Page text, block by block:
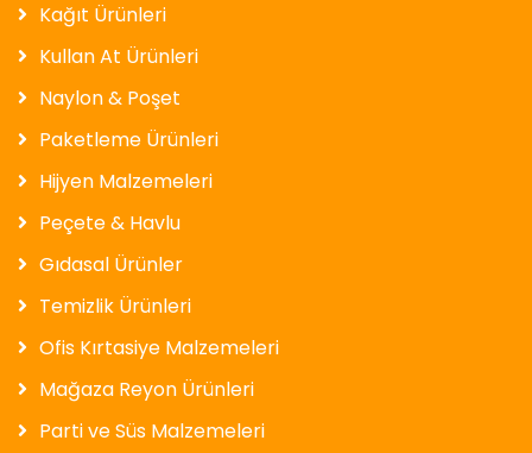
Kağıt Ürünleri
Kullan At Ürünleri
Naylon & Poşet
Paketleme Ürünleri
Hijyen Malzemeleri
Peçete & Havlu
Gıdasal Ürünler
Temizlik Ürünleri
Ofis Kırtasiye Malzemeleri
Mağaza Reyon Ürünleri
Parti ve Süs Malzemeleri